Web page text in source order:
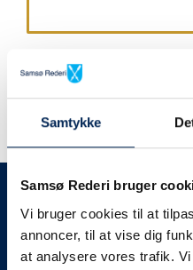
Samtykke
Samsø Rederi bruger
Vi bruger cookies til at
annoncer, til at vise dig
at analysere vores trafik.
Wir geben immer
Wir